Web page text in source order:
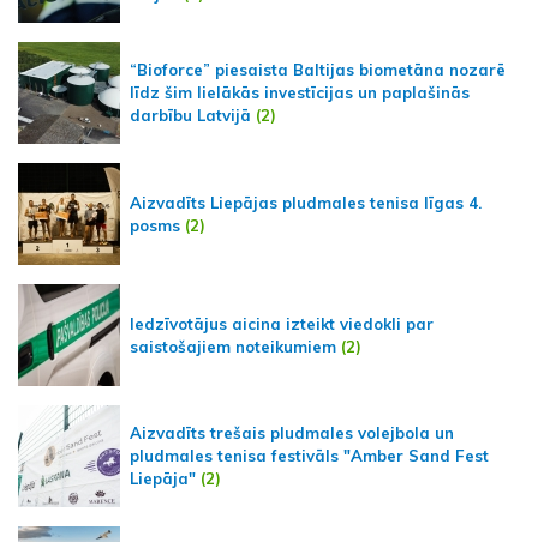
“Bioforce” piesaista Baltijas biometāna nozarē
līdz šim lielākās investīcijas un paplašinās
darbību Latvijā (2)
Aizvadīts Liepājas pludmales tenisa līgas 4.
posms (2)
Iedzīvotājus aicina izteikt viedokli par
saistošajiem noteikumiem (2)
Aizvadīts trešais pludmales volejbola un
pludmales tenisa festivāls "Amber Sand Fest
Liepāja" (2)